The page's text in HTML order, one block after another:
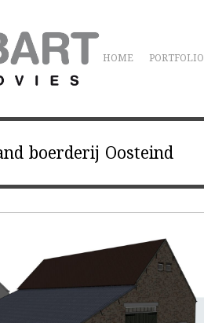
HOME PORTFOLIO
boerderij Oosteind